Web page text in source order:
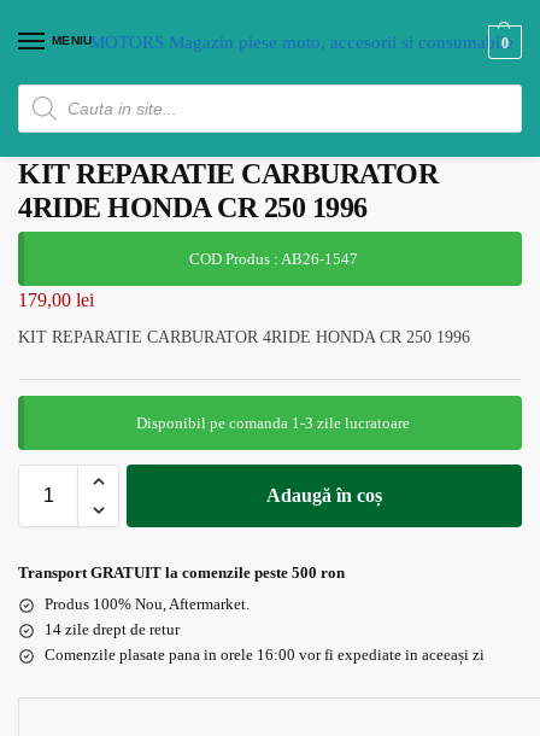
MENIU 0
KIT REPARATIE CARBURATOR
4RIDE HONDA CR 250 1996
COD Produs : AB26-1547
179,00 lei
KIT REPARATIE CARBURATOR 4RIDE HONDA CR 250 1996
Disponibil pe comanda 1-3 zile lucratoare
Adaugă în coș
Transport GRATUIT la comenzile peste 500 ron
Produs 100% Nou, Aftermarket.
14 zile drept de retur
Comenzile plasate pana in orele 16:00 vor fi expediate in aceeași zi